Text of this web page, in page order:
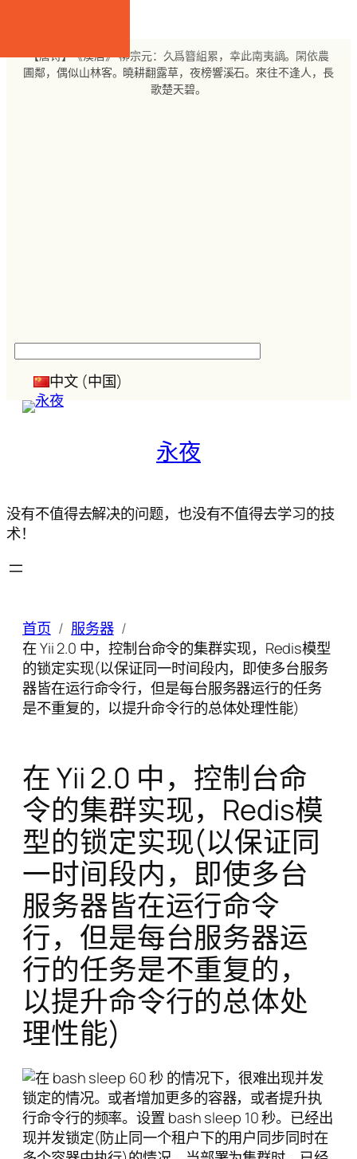
内 【唐诗】《溪居》 柳宗元：久爲簪組累，幸此南夷謫。閑依農
圃鄰，偶似山林客。曉耕翻露草，夜榜響溪石。來往不逢人，長
歌楚天碧。
中文 (中国)
永夜
没有不值得去解决的问题，也没有不值得去学习的技
术！
首页
服务器
在 Yii 2.0 中，控制台命令的集群实现，Redis模型
的锁定实现(以保证同一时间段内，即使多台服务
器皆在运行命令行，但是每台服务器运行的任务
是不重复的，以提升命令行的总体处理性能)
在 Yii 2.0 中，控制台命
令的集群实现，Redis模
型的锁定实现(以保证同
一时间段内，即使多台
服务器皆在运行命令
行，但是每台服务器运
行的任务是不重复的，
以提升命令行的总体处
理性能)